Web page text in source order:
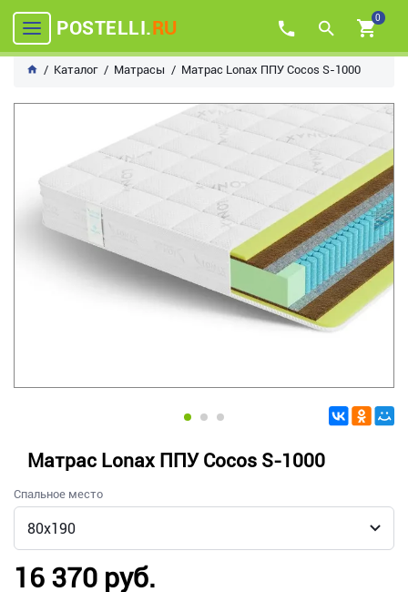
POSTELLI.RU 0
Каталог Матрасы Матрас Lonax ППУ Cocos S-1000
Матрас Lonax ППУ Cocos S-1000
Спальное место
16 370 руб.